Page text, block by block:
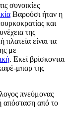
συνοικίες
Βαρούσι ήταν η
και
της
πλατεία είναι τα
με
. Εκεί βρίσκονται
μπαρ της
πνεύμονας
απόσταση από το